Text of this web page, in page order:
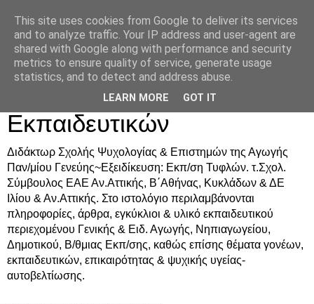
Δρ. Ράνια Χιουρέα-
Συμβουλευτική &
Υποστήριξη Γονέων &
Εκπαιδευτικών
Διδάκτωρ Σχολής Ψυχολογίας & Επιστημών της Αγωγής
Παν/μίου Γενεύης~Εξειδίκευση: Εκπ/ση Τυφλών. τ.Σχολ.
Σύμβουλος ΕΑΕ Αν.Αττικής, Β΄Αθήνας, Κυκλάδων & ΔΕ
Ιλίου & Αν.Αττικής. Στο ιστολόγιο περιλαμβάνονται
πληροφορίες, άρθρα, εγκύκλιοι & υλικό εκπαιδευτικού
περιεχομένου Γενικής & Ειδ. Αγωγής, Νηπιαγωγείου,
Δημοτικού, Β/θμιας Εκπ/σης, καθώς επίσης θέματα γονέων,
εκπαιδευτικών, επικαιρότητας & ψυχικής υγείας-
αυτοβελτίωσης.
This site uses cookies from Google to deliver its services
and to analyze traffic. Your IP address and user-agent are
shared with Google along with performance and security
metrics to ensure quality of service, generate usage
statistics, and to detect and address abuse.
LEARN MORE GOT IT